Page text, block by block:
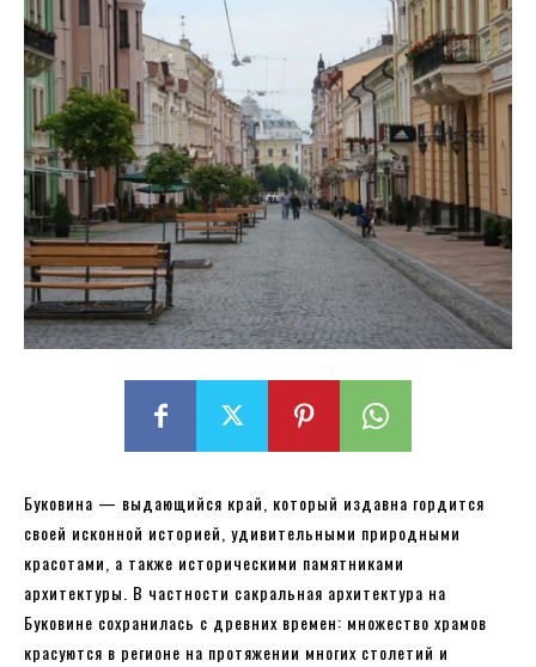
Буковина — выдающийся край, который издавна гордится
своей исконной историей, удивительными природными
красотами, а также историческими памятниками
архитектуры. В частности сакральная архитектура на
Буковине сохранилась с древних времен: множество храмов
красуются в регионе на протяжении многих столетий и